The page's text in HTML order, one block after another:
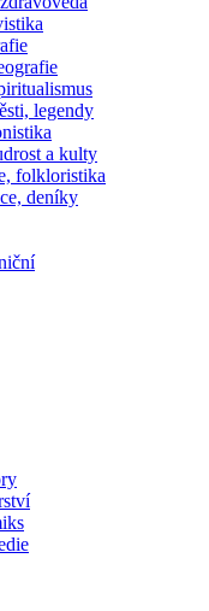
legendy
a kulty
folkloristika
deníky